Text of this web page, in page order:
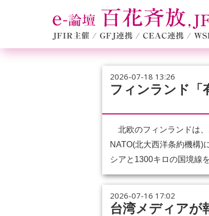
2026-07-18 13:26
フィンランド「
北欧のフィンランドは、
NATO(北大西洋条約機構)
シアと1300キロの国境線
2026-07-16 17:02
台湾メディアが